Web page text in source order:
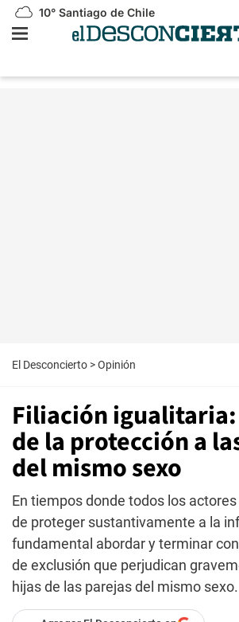
10° Santiago de Chile
El Desconcierto >Opinión
Filiación igualitaria:
de la protección a
del mismo sexo
En tiempos donde todos los
de proteger sustantivamente a la
fundamental abordar y terminar
de exclusión que perjudican
hijas de las parejas del mismo sexo.